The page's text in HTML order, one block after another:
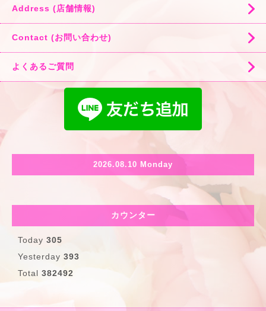
Address (店舗情報)
Contact (お問い合わせ)
よくあるご質問
2026.08.10 Monday
カウンター
Today 305
Yesterday 393
Total 382492